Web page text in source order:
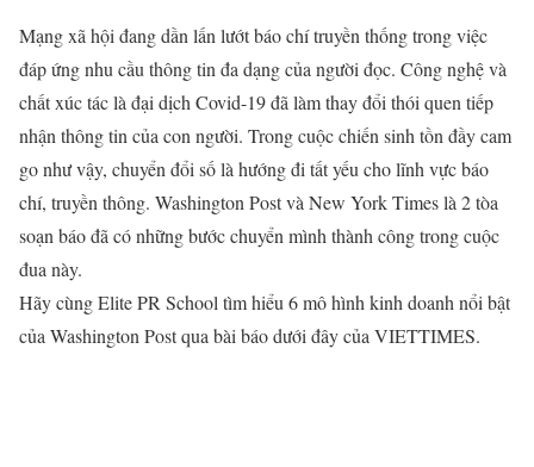
Mạng xã hội đang dần lấn lướt báo chí truyền thống trong việc
đáp ứng nhu cầu thông tin đa dạng của người đọc. Công nghệ và
chất xúc tác là đại dịch Covid-19 đã làm thay đổi thói quen tiếp
nhận thông tin của con người. Trong cuộc chiến sinh tồn đầy cam
go như vậy, chuyển đổi số là hướng đi tất yếu cho lĩnh vực báo
chí, truyền thông. Washington Post và New York Times là 2 tòa
soạn báo đã có những bước chuyển mình thành công trong cuộc
đua này.
Hãy cùng Elite PR School tìm hiểu 6 mô hình kinh doanh nổi bật
của Washington Post qua bài báo dưới đây của VIETTIMES.